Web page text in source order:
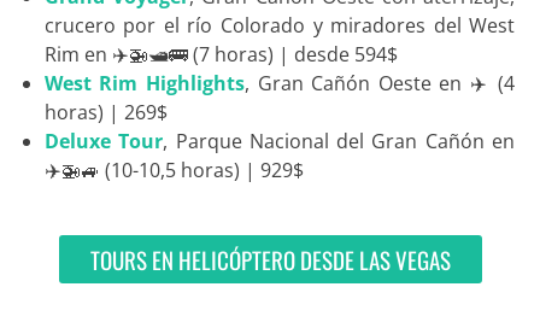
crucero por el río Colorado y miradores del West
Rim en ✈️🚁🛥️🚌 (7 horas) | desde 594$
West Rim Highlights, Gran Cañón Oeste en ✈️ (4
horas) | 269$
Deluxe Tour, Parque Nacional del Gran Cañón en
✈️🚁🚙 (10-10,5 horas) | 929$
TOURS EN HELICÓPTERO DESDE LAS VEGAS